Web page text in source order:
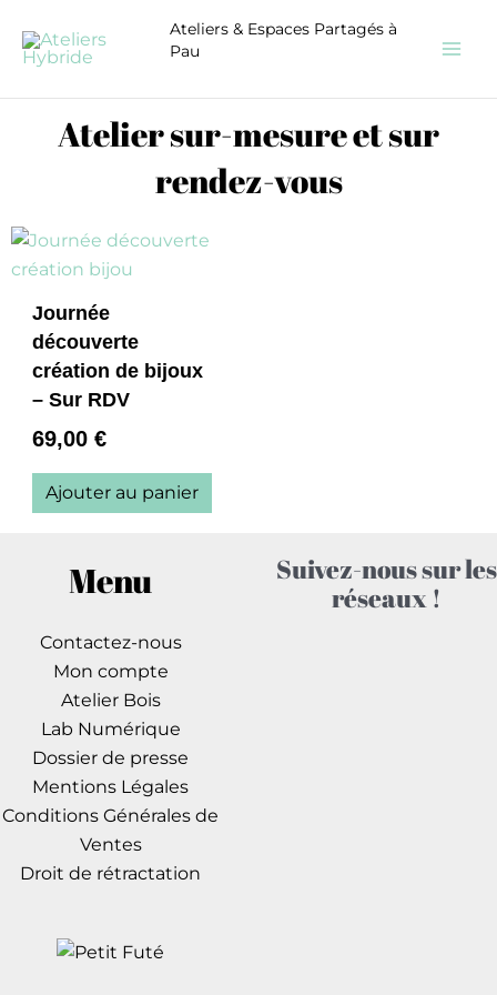
contenu
Ateliers & Espaces Partagés à
Pau
Atelier sur-mesure et sur
rendez-vous
Journée
découverte
création de bijoux
– Sur RDV
69,00€
Ajouter au panier
Menu
Contactez-nous
Mon compte
Atelier Bois
Lab Numérique
Dossier de presse
Mentions Légales
Conditions Générales de
Ventes
Droit de rétractation
Suivez-nous sur les
réseaux !